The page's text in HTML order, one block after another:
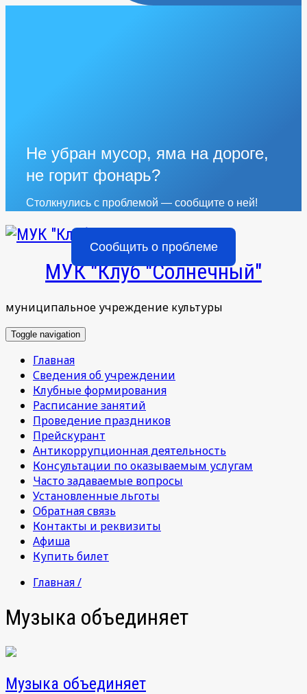
Не убран мусор, яма на дороге,
не горит фонарь?
Столкнулись с проблемой — сообщите о ней!
Сообщить о проблеме
МУК "Клуб "Солнечный"
муниципальное учреждение культуры
Toggle navigation
Главная
Сведения об учреждении
Клубные формирования
Расписание занятий
Проведение праздников
Прейскурант
Антикоррупционная деятельность
Консультации по оказываемым услугам
Часто задаваемые вопросы
Установленные льготы
Обратная связь
Контакты и реквизиты
Афиша
Купить билет
Главная /
Музыка объединяет
Музыка объединяет